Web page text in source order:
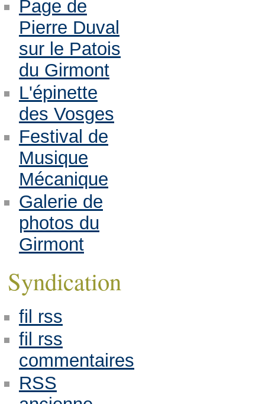
Page de
Pierre Duval
sur le Patois
du Girmont
L'épinette
des Vosges
Festival de
Musique
Mécanique
Galerie de
photos du
Girmont
Syndication
fil rss
fil rss
commentaires
RSS